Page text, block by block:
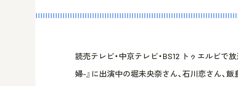
読売テレビ・中京テレビ・BS12 トゥエルビ
婦-』に出演中の堀未央奈さん、石川恋さん、飯